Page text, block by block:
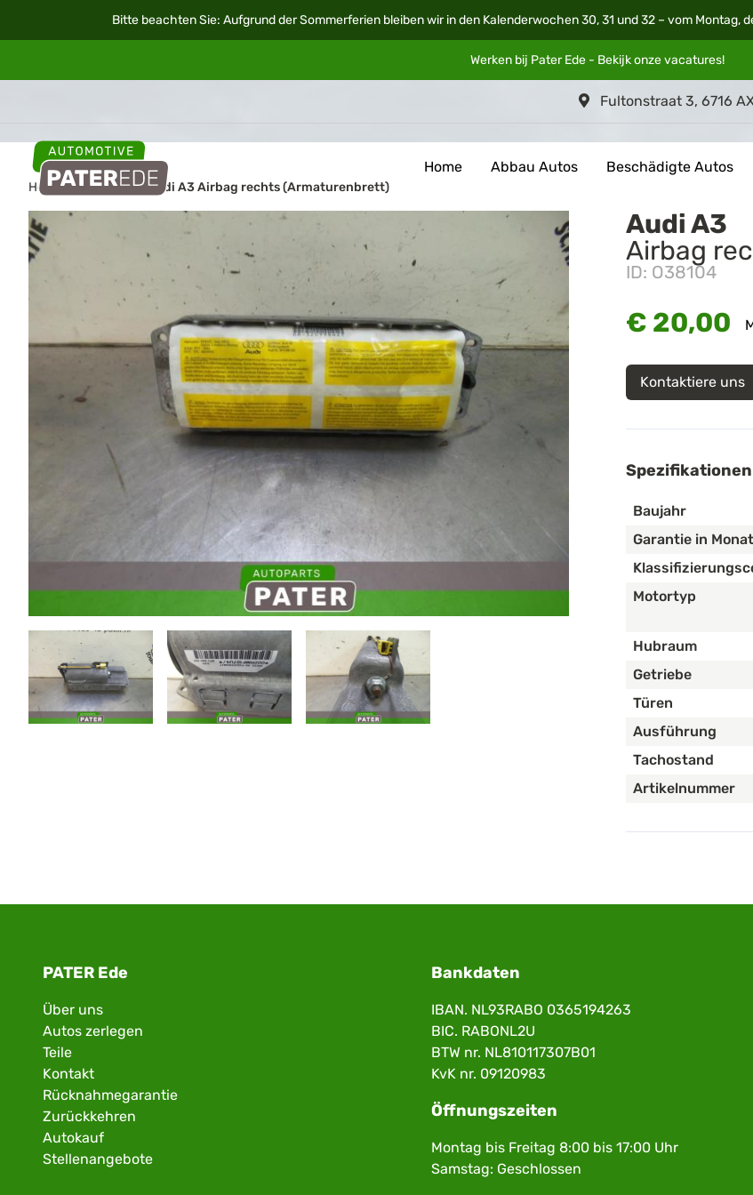
Bitte beachten Sie: Aufgrund der Sommerferien bleiben wir in den Kalenderwochen 30, 31 und 32 – vom Montag,
Werken bij Pater Ede - Bekijk onzevacatures!
Fultonstraat 3, 6716
Home Abbau Autos Beschädigte Autos
Home Autoteile Audi A3 Airbag rechts (Armaturenbrett)
Audi A3
Airbag
ID: O38104
€ 20,00
Kontaktiere uns
Spezifikationen
Baujahr
Garantie in
Motortyp
Hubraum
Getriebe
Türen
Ausführung
Tachostand
Artikelnummer
PATER Ede
Über uns
Autos zerlegen
Teile
Kontakt
Rücknahmegarantie
Zurückkehren
Autokauf
Stellenangebote
Bankdaten
IBAN. NL93RABO 0365194263
BIC. RABONL2U
BTW nr. NL810117307B01
KvK nr. 09120983
Öffnungszeiten
Montag bis Freitag 8:00 bis 17:00 Uhr
Samstag: Geschlossen